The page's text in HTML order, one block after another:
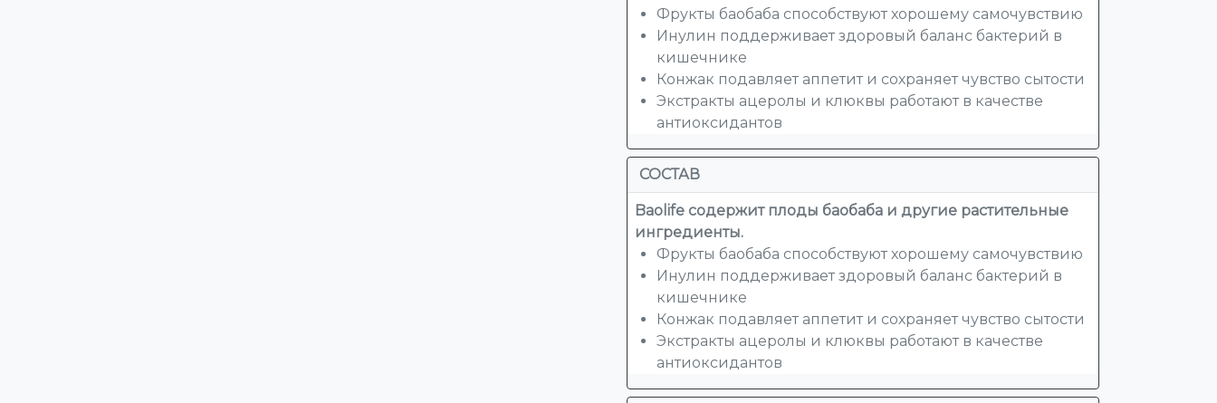
Фрукты баобаба способствуют хорошему самочувствию
Инулин поддерживает здоровый баланс бактерий в
кишечнике
Конжак подавляет аппетит и сохраняет чувство сытости
Экстракты ацеролы и клюквы работают в качестве
антиоксидантов
СОСТАВ
Baolife содержит плоды баобаба и другие растительные
ингредиенты.
Фрукты баобаба способствуют хорошему самочувствию
Инулин поддерживает здоровый баланс бактерий в
кишечнике
Конжак подавляет аппетит и сохраняет чувство сытости
Экстракты ацеролы и клюквы работают в качестве
антиоксидантов